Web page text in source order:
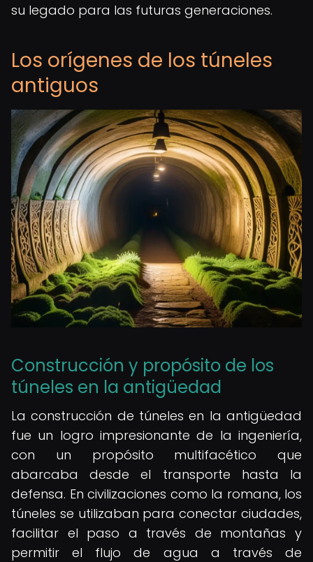
su legado para las futuras generaciones.
Los orígenes de los túneles
antiguos
Construcción y propósito de los
túneles en la antigüedad
La construcción de túneles en la antigüedad
fue un logro impresionante de la ingeniería,
con un propósito multifacético que
abarcaba desde el transporte hasta la
defensa. En civilizaciones como la romana, los
túneles se utilizaban para conectar ciudades,
facilitar el paso a través de montañas y
permitir el flujo de agua a través de